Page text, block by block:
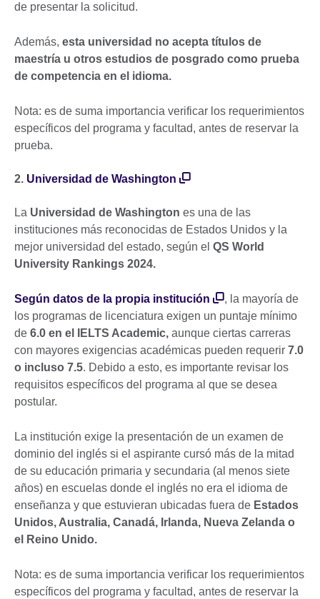
de presentar la solicitud.
Además, esta universidad no acepta títulos de
maestría u otros estudios de posgrado como prueba
de competencia en el idioma.
Nota: es de suma importancia verificar los requerimientos
específicos del programa y facultad, antes de reservar la
prueba.
2. Universidad de Washington
La Universidad de Washington es una de las
instituciones más reconocidas de Estados Unidos y la
mejor universidad del estado, según el QS World
University Rankings 2024.
Según datos de la propia institución
, la mayoría de
los programas de licenciatura exigen un puntaje mínimo
de 6.0 en el IELTS Academic, aunque ciertas carreras
con mayores exigencias académicas pueden requerir 7.0
o incluso 7.5. Debido a esto, es importante revisar los
requisitos específicos del programa al que se desea
postular.
La institución exige la presentación de un examen de
dominio del inglés si el aspirante cursó más de la mitad
de su educación primaria y secundaria (al menos siete
años) en escuelas donde el inglés no era el idioma de
enseñanza y que estuvieran ubicadas fuera de Estados
Unidos, Australia, Canadá, Irlanda, Nueva Zelanda o
el Reino Unido.
Nota: es de suma importancia verificar los requerimientos
específicos del programa y facultad, antes de reservar la